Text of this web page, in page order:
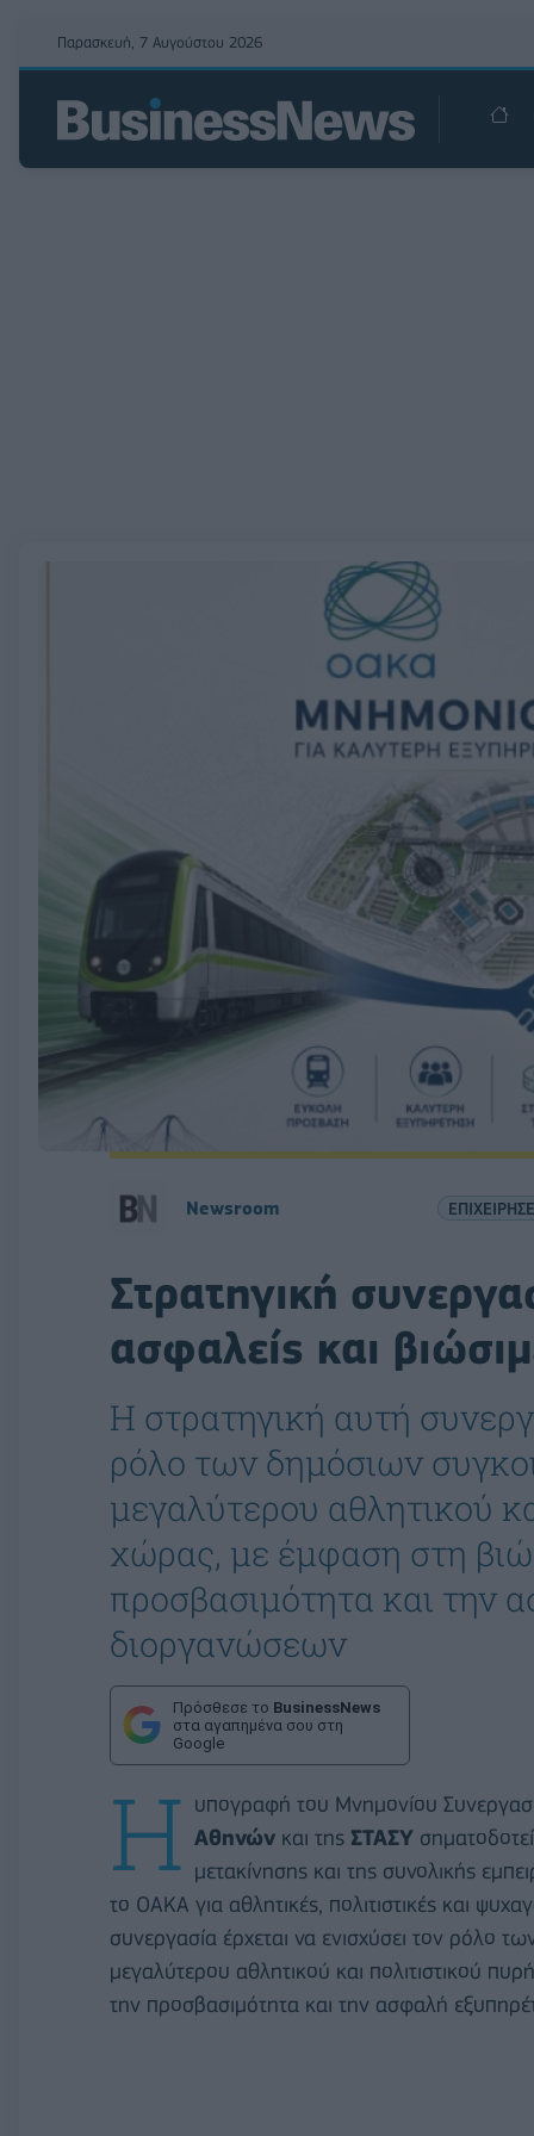
Παρασκευή, 7 Αυγούστου 2026
Newsroom
Στρατηγική
ασφαλείς και
Η στρατηγική αυτή
ρόλο των δημόσιων
μεγαλύτερου αθλητικού
χώρας, με έμφαση στη
προσβασιμότητα και την
διοργανώσεων
Πρόσθεσε το BusinessNews
στα αγαπημένα σου στη
Google
Η υπογραφή του Μνημονίου
Αθηνών και της ΣΤΑΣΥ
μετακίνησης και της συνολικής
το ΟΑΚΑ για αθλητικές, πολιτιστικές και
συνεργασία έρχεται να ενισχύσει τον ρόλο
μεγαλύτερου αθλητικού και πολιτιστικού
την προσβασιμότητα και την ασφαλή